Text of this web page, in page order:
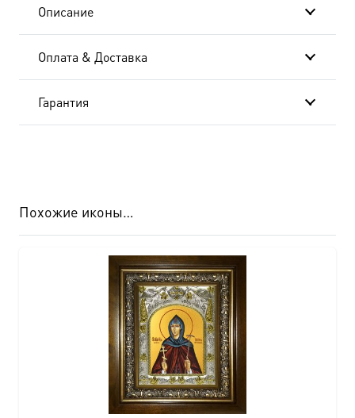
Описание
Оплата & Доставка
Гарантия
Похожие иконы…